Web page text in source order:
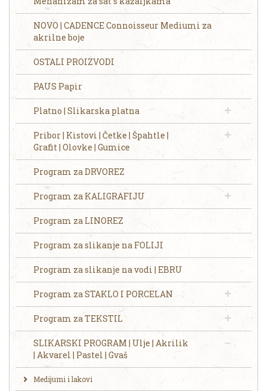
NOVO | CADENCE Connoisseur Mediumi za
akrilne boje
OSTALI PROIZVODI
PAUS Papir
Platno | Slikarska platna
Pribor | Kistovi | Četke | Špahtle |
Grafit | Olovke | Gumice
Program za DRVOREZ
Program za KALIGRAFIJU
Program za LINOREZ
Program za slikanje na FOLIJI
Program za slikanje na vodi | EBRU
Program za STAKLO I PORCELAN
Program za TEKSTIL
SLIKARSKI PROGRAM | Ulje | Akrilik
| Akvarel | Pastel | Gvaš
Medijumi i lakovi